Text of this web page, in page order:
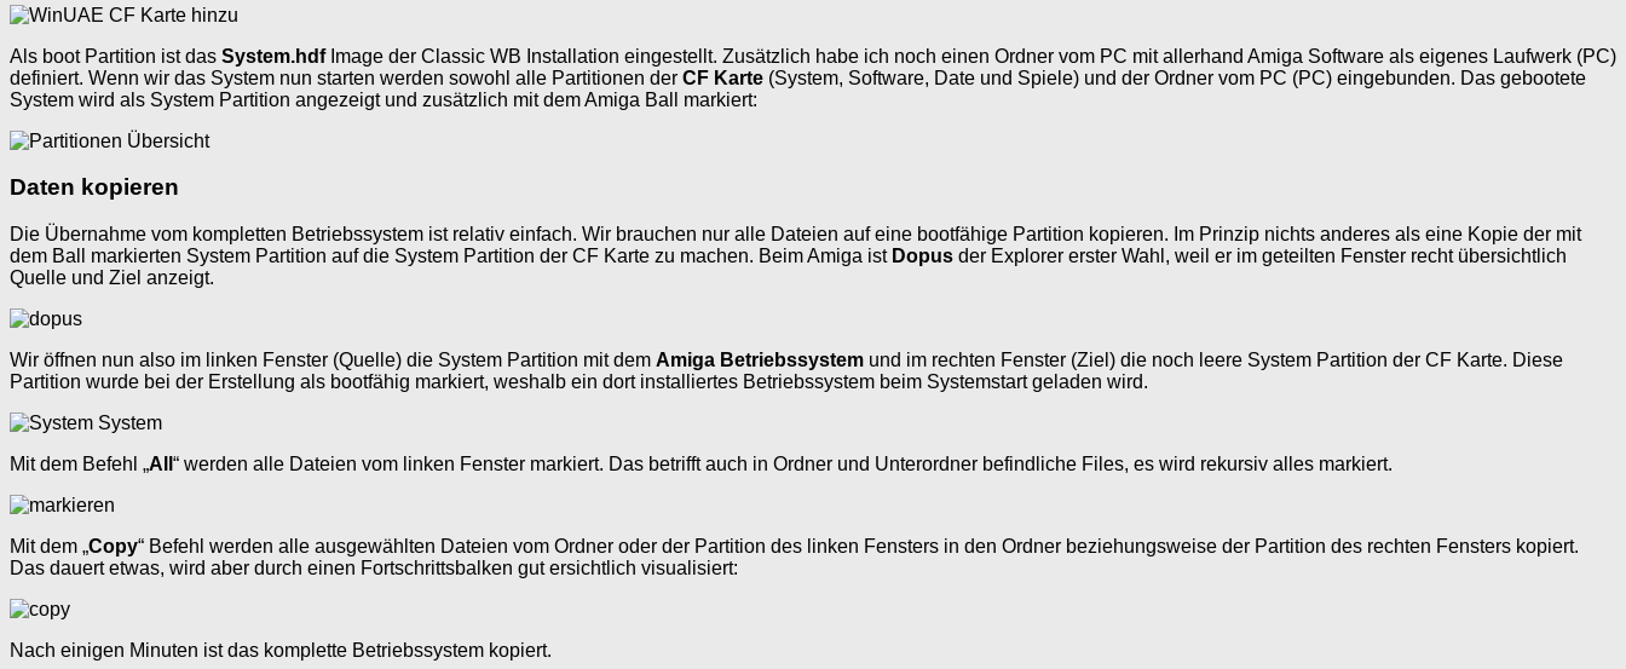
Als boot Partition ist das System.hdfImage der Classic WB Installation eingestellt. Zusätzlich habe ich noch einen Ordner vom PC mit allerhand Amiga Software als eigenes Laufwerk (PC)
definiert. Wenn wir das System nun starten werden sowohl alle Partitionen der CF Karte (System, Software, Date und Spiele) und der Ordner vom PC (PC) eingebunden. Das gebootete
System wird als System Partition angezeigt und zusätzlich mit dem Amiga Ball markiert:
Daten kopieren
Die Übernahme vom kompletten Betriebssystem ist relativ einfach. Wir brauchen nur alle Dateien auf eine bootfähige Partition kopieren. Im Prinzip nichts anderes als eine Kopie der mit
dem Ball markierten System Partition auf die System Partition der CF Karte zu machen. Beim Amiga ist Dopus der Explorer erster Wahl, weil er im geteilten Fenster recht übersichtlich
Quelle und Ziel anzeigt.
Wir öffnen nun also im linken Fenster (Quelle) die System Partition mit dem Amiga Betriebssystem und im rechten Fenster (Ziel) die noch leere System Partition der CF Karte. Diese
Partition wurde bei der Erstellung als bootfähig markiert, weshalb ein dort installiertes Betriebssystem beim Systemstart geladen wird.
Mit dem Befehl „All “ werden alle Dateien vom linken Fenster markiert. Das betrifft auch in Ordner und Unterordner befindliche Files, es wird rekursiv alles markiert.
Mit dem „Copy“ Befehl werden alle ausgewählten Dateien vom Ordner oder der Partition des linken Fensters in den Ordner beziehungsweise der Partition des rechten Fensters kopiert.
Das dauert etwas, wird aber durch einen Fortschrittsbalken gut ersichtlich visualisiert:
Nach einigen Minuten ist das komplette Betriebssystem kopiert.